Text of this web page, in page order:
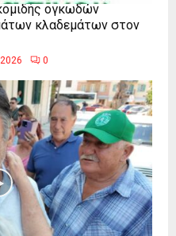
ογκωδών
κλαδεμάτων στον
0